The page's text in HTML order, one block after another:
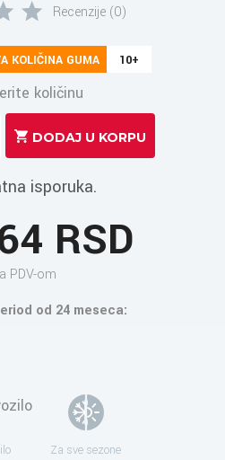
Recenzije (0)
KOLIČINA GUMA 10+
količinu
isporuka.
RSD
PDV-om
od 24 meseca:
Za sve sezone